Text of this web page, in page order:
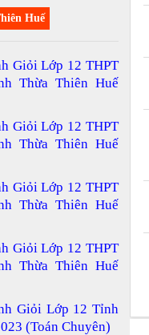
Huế
Giỏi Lớp 12 THPT
Thừa Thiên Huế
Giỏi Lớp 12 THPT
Thừa Thiên Huế
Giỏi Lớp 12 THPT
Thừa Thiên Huế
Giỏi Lớp 12 THPT
Thừa Thiên Huế
Giỏi Lớp 12 Tỉnh
(Toán Chuyên)